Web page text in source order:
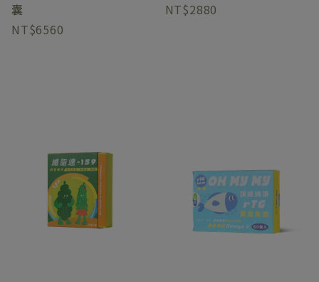
囊
6560
2880